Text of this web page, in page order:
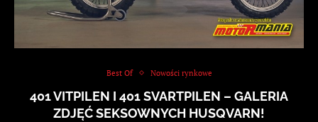
Best Of Nowości rynkowe
401 VITPILEN I 401 SVARTPILEN – GALERIA
ZDJĘĆ SEKSOWNYCH HUSQVARN!